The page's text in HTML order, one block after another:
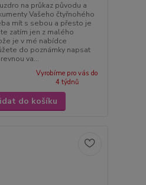
na průkaz původu a
Vašeho čtyřnohého
mít s sebou a přesto je
zatím jen z malého
je v mé nabídce
do poznámky napsat
va...
Vyrobíme pro vás do
4 týdnů
do košíku